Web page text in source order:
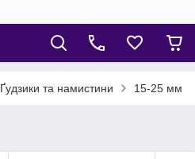
Ґудзики та намистини 15-25 мм